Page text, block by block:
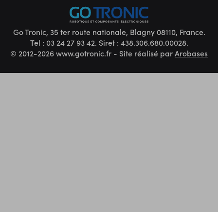
Go Tronic, 35 ter route nationale, Blagny 08110, France.
Tel : 03 24 27 93 42. Siret : 438.306.680.00028.
© 2012-2026 www.gotronic.fr - Site réalisé parArobases